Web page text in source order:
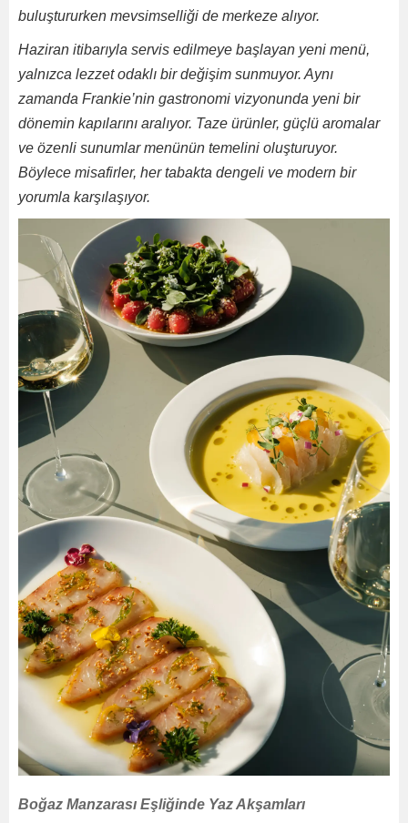
buluştururken mevsimselliği de merkeze alıyor.
Haziran itibarıyla servis edilmeye başlayan yeni menü,
yalnızca lezzet odaklı bir değişim sunmuyor. Aynı
zamanda Frankie’nin gastronomi vizyonunda yeni bir
dönemin kapılarını aralıyor. Taze ürünler, güçlü aromalar
ve özenli sunumlar menünün temelini oluşturuyor.
Böylece misafirler, her tabakta dengeli ve modern bir
yorumla karşılaşıyor.
Boğaz Manzarası Eşliğinde Yaz Akşamları